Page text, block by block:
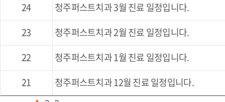
24
청주퍼스트치과 3월 진료 일정입니다.
23
청주퍼스트치과 2월 진료 일정입니다.
22
청주퍼스트치과 1월 진료 일정입니다.
21
청주퍼스트치과 12월 진료 일정입니다.